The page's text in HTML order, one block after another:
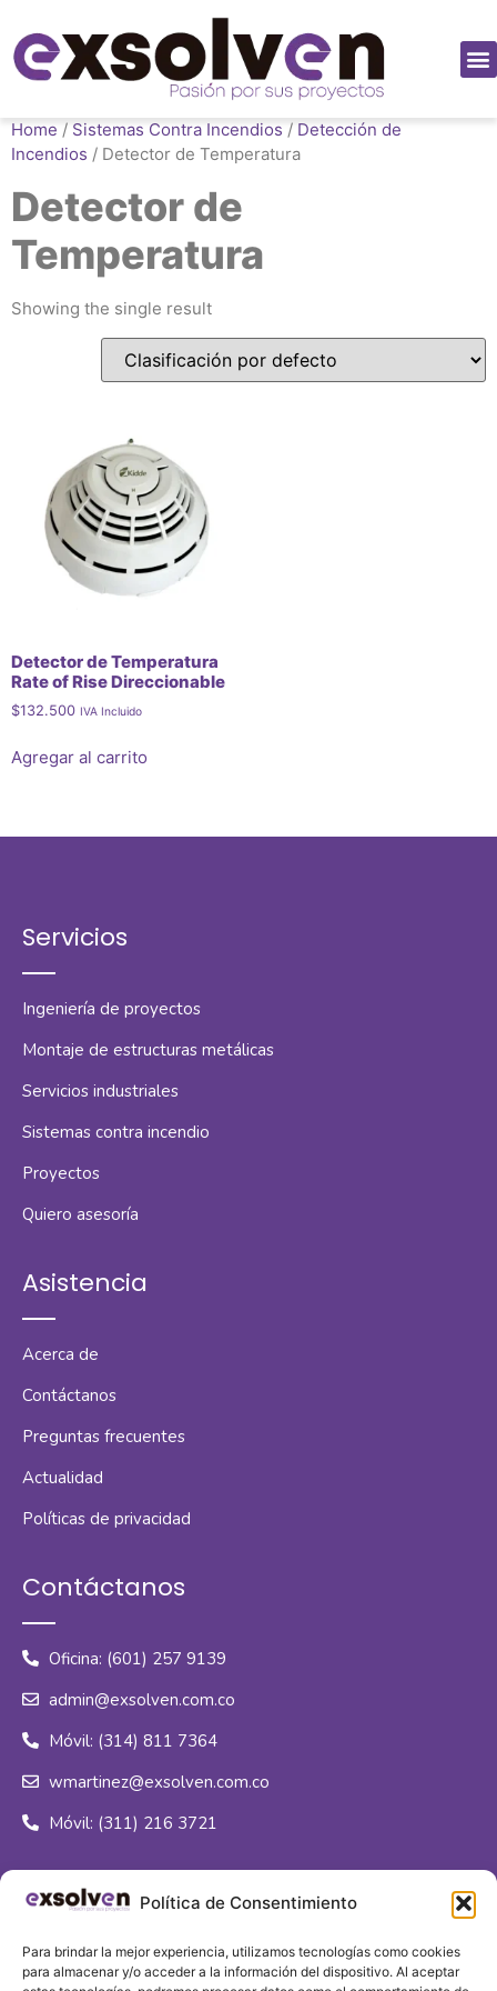
Política de Consentimiento
Para brindar la mejor experiencia, utilizamos tecnologías como cookies
para almacenar y/o acceder a la información del dispositivo. Al aceptar
Home / Sistemas Contra Incendios / Detección de
Incendios / Detector de Temperatura
Detector de
Temperatura
Showing the single result
Detector de Temperatura
Rate of Rise Direccionable
$132.500 IVA Incluido
Agregar al carrito
Servicios
Ingeniería de proyectos
Montaje de estructuras metálicas
Servicios industriales
Sistemas contra incendio
Proyectos
Quiero asesoría
Asistencia
Acerca de
Contáctanos
Preguntas frecuentes
Actualidad
Políticas de privacidad
Contáctanos
Oficina: (601) 257 9139
admin@exsolven.com.co
Móvil: (314) 811 7364
wmartinez@exsolven.com.co
Móvil: (311) 216 3721
Síguenos